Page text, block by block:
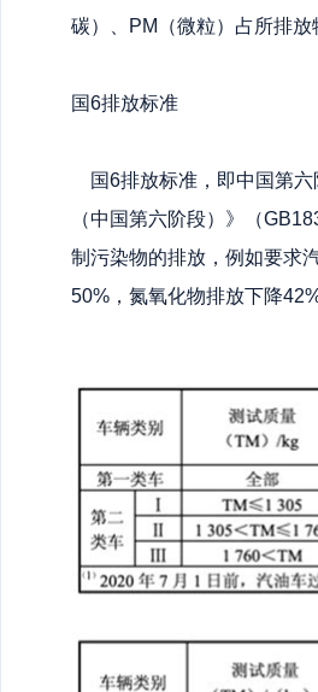
碳）、PM（微粒）占所排放
国6排放标准
国6排放标准，即中国第六
（中国第六阶段）》（
制污染物的排放，例如要求
50%，氮氧化物排放下降42%